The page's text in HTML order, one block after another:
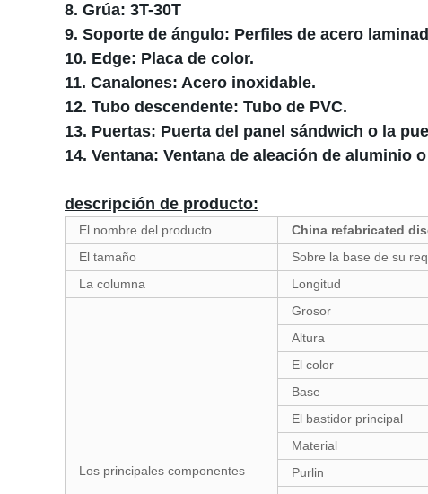
8. Grúa: 3T-30T
9. Soporte de ángulo: Perfiles de acero
10. Edge: Placa de color.
11. Canalones: Acero inoxidable.
12. Tubo descendente: Tubo de PVC.
13. Puertas: Puerta del panel sándwich o la
14. Ventana: Ventana de aleación de aluminio
descripción de producto:
El nombre del producto
China refabricated
El tamaño
Sobre la base de su
La columna
Longitud
Los principales componentes
Grosor
Altura
El color
Base
El bastidor principal
Material
Purlin